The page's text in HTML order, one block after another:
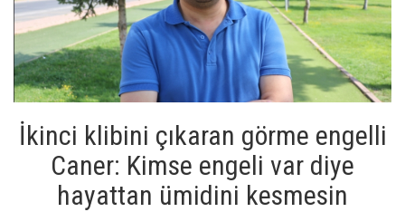
İkinci klibini çıkaran görme engelli
Caner: Kimse engeli var diye
hayattan ümidini kesmesin